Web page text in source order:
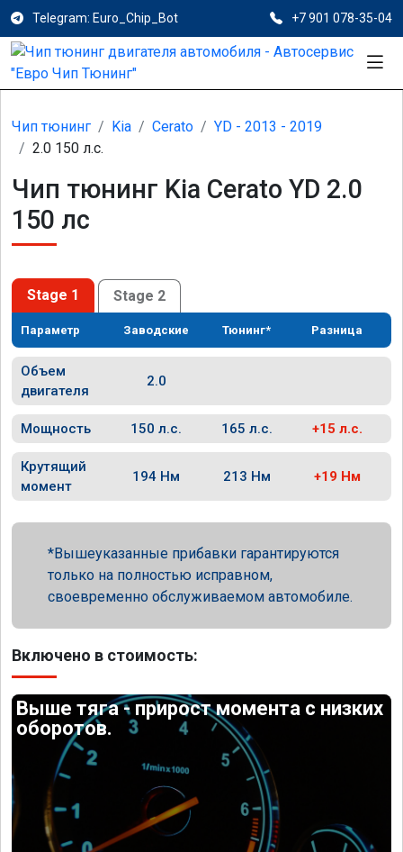
Telegram: Euro_Chip_Bot +7 901 078-35-04
Чип тюнинг Kia Cerato
YD - 2013 - 2019
2.0 150 л.с.
Чип тюнинг Kia Cerato YD 2.0
150 лс
Stage 1 Stage 2
Параметр Заводские Тюнинг* Разница
Объем
двигателя
2.0
Мощность 150 л.с. 165 л.с. +15 л.с.
Крутящий
момент
194 Нм 213 Нм +19 Нм
Вышеуказанные прибавки гарантируются
только на полностью исправном,
своевременно обслуживаемом автомобиле.
Включено в стоимость:
Выше тяга - прирост момента с низких
оборотов.